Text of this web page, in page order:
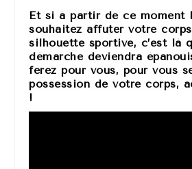
Et si à partir de ce moment
souhaitez affuter votre
silhouette sportive, c’est là
démarche deviendra
ferez pour vous, pour vous
possession de votre corps,
!